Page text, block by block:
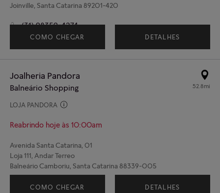
Joinville, Santa Catarina 89201-420
(31) 98359-4274
COMO CHEGAR DETALHES
Joalheria Pandora
Balneário Shopping
LOJA PANDORA
Reabrindo hoje às 10:00am
52.8mi
Avenida Santa Catarina, 01
Loja 111, Andar Terreo
Balneário Camboriu, Santa Catarina 88339-005
(47) 98429-2708
COMO CHEGAR DETALHES